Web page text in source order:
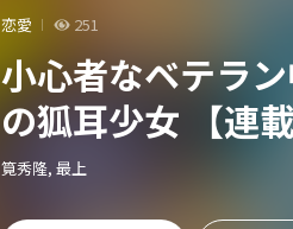
恋愛 251
小心者なベテラ
の狐耳少女 【連載
筧秀隆, 最上